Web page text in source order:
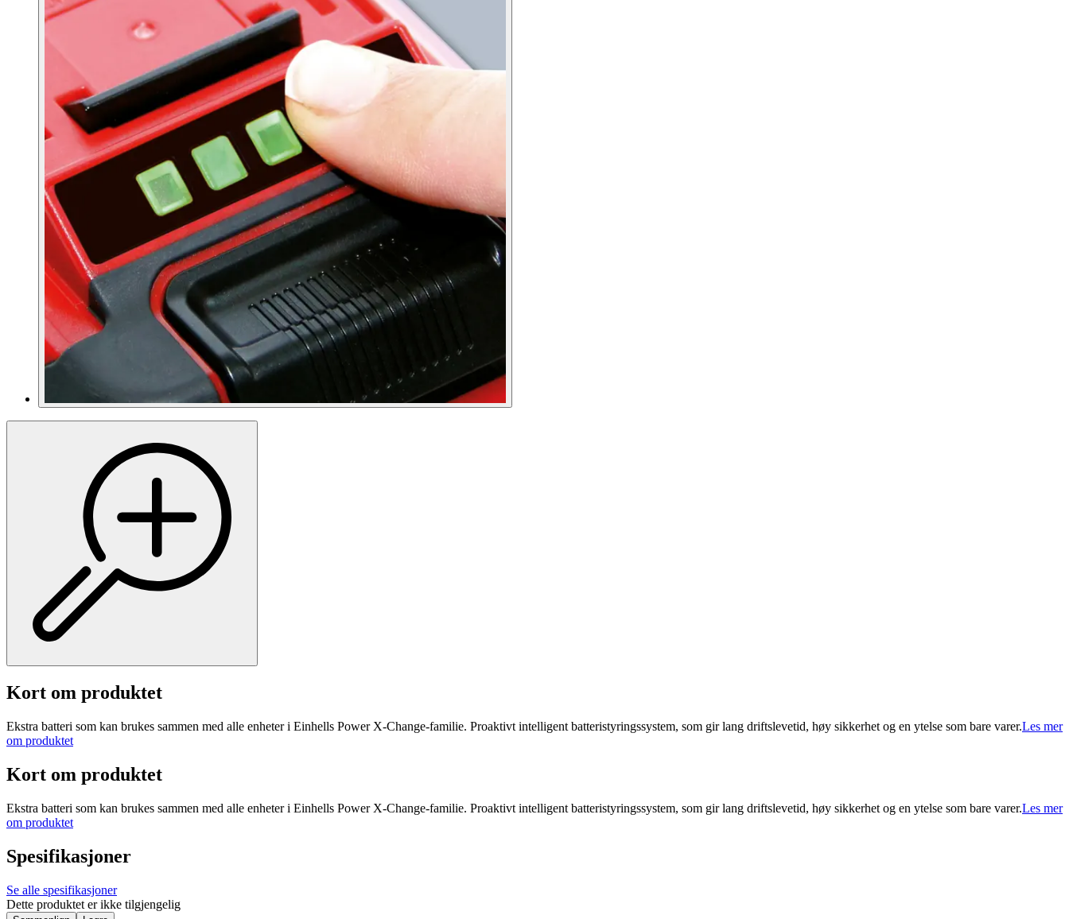
Kort om produktet
Ekstra batteri som kan brukes sammen med alle enheter i Einhells Power X-Change-familie. Proaktivt intelligent batteristyringssystem, som gir lang driftslevetid, høy sikkerhet og en ytelse som bare varer.Les mer
om produktet
Kort om produktet
Ekstra batteri som kan brukes sammen med alle enheter i Einhells Power X-Change-familie. Proaktivt intelligent batteristyringssystem, som gir lang driftslevetid, høy sikkerhet og en ytelse som bare varer.Les mer
om produktet
Spesifikasjoner
Se alle spesifikasjoner
Dette produktet er ikke tilgjengelig